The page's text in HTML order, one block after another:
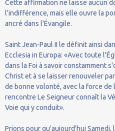
Cette affirmation ne laisse aucun
l'indifférence, mais elle ouvre la
ancré dans l'Évangile.
Saint Jean-Paul II le définit ainsi
Ecclesia in Europa: «Avec toute
dans la Foi à savoir constamment
Christ et à se laisser renouveler
de bonne volonté, avec la force de
rencontre Le Seigneur connaît la
Voie qui y conduit».
Prions pour qu'aujourd'hui Samedi,